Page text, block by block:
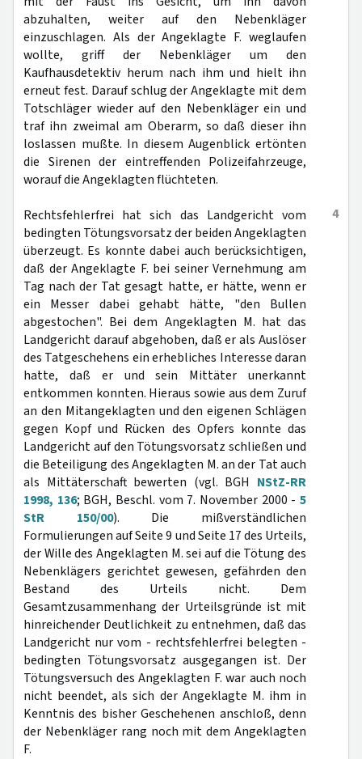
abzuhalten, weiter auf den Nebenkläger
einzuschlagen. Als der Angeklagte F. weglaufen
wollte, griff der Nebenkläger um den
Kaufhausdetektiv herum nach ihm und hielt ihn
erneut fest. Darauf schlug der Angeklagte mit dem
Totschläger wieder auf den Nebenkläger ein und
traf ihn zweimal am Oberarm, so daß dieser ihn
loslassen mußte. In diesem Augenblick ertönten
die Sirenen der eintreffenden Polizeifahrzeuge,
worauf die Angeklagten flüchteten.
4
Rechtsfehlerfrei hat sich das Landgericht vom
bedingten Tötungsvorsatz der beiden Angeklagten
überzeugt. Es konnte dabei auch berücksichtigen,
daß der Angeklagte F. bei seiner Vernehmung am
Tag nach der Tat gesagt hatte, er hätte, wenn er
ein Messer dabei gehabt hätte, "den Bullen
abgestochen". Bei dem Angeklagten M. hat das
Landgericht darauf abgehoben, daß er als Auslöser
des Tatgeschehens ein erhebliches Interesse daran
hatte, daß er und sein Mittäter unerkannt
entkommen konnten. Hieraus sowie aus dem Zuruf
an den Mitangeklagten und den eigenen Schlägen
gegen Kopf und Rücken des Opfers konnte das
Landgericht auf den Tötungsvorsatz schließen und
die Beteiligung des Angeklagten M. an der Tat auch
als Mittäterschaft bewerten (vgl. BGH NStZ-RR
1998, 136; BGH, Beschl. vom 7. November 2000 -5
StR 150/00). Die mißverständlichen
Formulierungen auf Seite 9 und Seite 17 des Urteils,
der Wille des Angeklagten M. sei auf die Tötung des
Nebenklägers gerichtet gewesen, gefährden den
Bestand des Urteils nicht. Dem
Gesamtzusammenhang der Urteilsgründe ist mit
hinreichender Deutlichkeit zu entnehmen, daß das
Landgericht nur vom - rechtsfehlerfrei belegten -
bedingten Tötungsvorsatz ausgegangen ist. Der
Tötungsversuch des Angeklagten F. war auch noch
nicht beendet, als sich der Angeklagte M. ihm in
Kenntnis des bisher Geschehenen anschloß, denn
der Nebenkläger rang noch mit dem Angeklagten
F.